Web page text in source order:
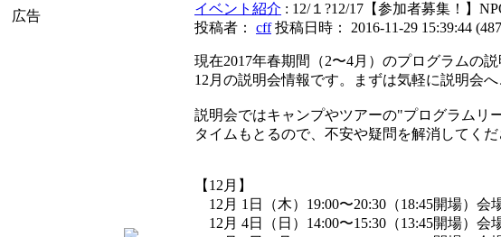
広告
イベント紹介 : 12/１?12/17【参加者募集！】
投稿者： cff 投稿日時： 2016-11-29 15:39:44 (
現在2017年春期間（2〜4月）のプログラムの
12月の説明会情報です。まずは気軽に説明会へ
説明会ではキャンプやツアーの"プログラムリ
タイムもとるので、不安や疑問を解消してくだ
【12月】
12月 1日（木）19:00〜20:30（18:45開場）会
12月 4日（日）14:00〜15:30（13:45開場）会